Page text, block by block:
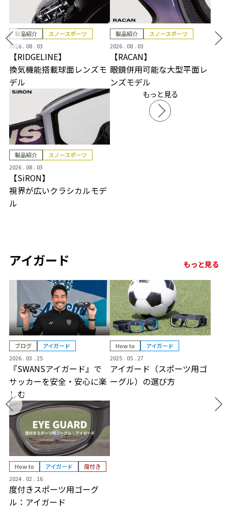
製品紹介
スノースポーツ
2026 . 08 . 03
【RIDGELINE】
換気機能搭載球面レンズモ
デル
製品紹介
スノースポーツ
2026 . 08 . 03
【RACAN】
眼鏡併用可能な大型平面レ
ンズモデル
製品紹介
スノースポーツ
2026 . 08 . 03
【SiRON】
視界が広いクラシカルモデ
ル
もっと見る
アイガード もっと見る
ブログ
アイガード
2026 . 03 . 25
『SWANSアイガード』で
サッカーを安全・安心に楽
しむ
How to
アイガード
2025 . 05 . 27
アイガード（スポーツ用ゴ
ーグル）の選び方
How to アイガード
度付き
2024 . 02 . 16
度付きスポーツ用ゴーグ
ル：アイガード